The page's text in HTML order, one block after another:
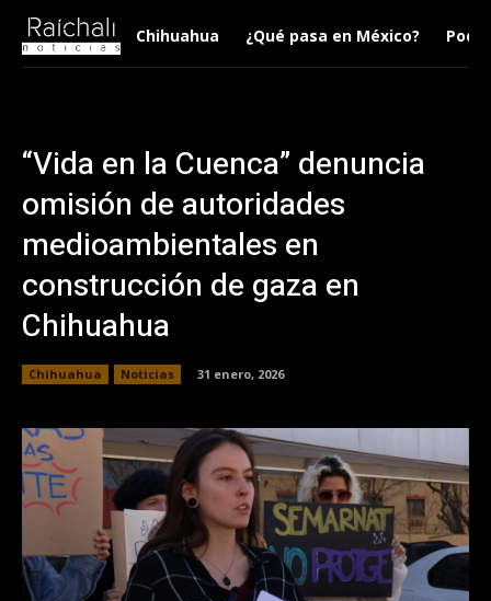
Chihuahua ¿Qué pasa en México?
“Vida en la Cuenca” denuncia
omisión de autoridades
medioambientales en
construcción de gaza en
Chihuahua
Chihuahua Noticias 31 enero, 2026